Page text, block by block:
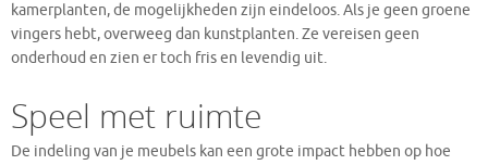
kamerplanten, de mogelijkheden zijn eindeloos. Als je geen groene
vingers hebt, overweeg dan kunstplanten. Ze vereisen geen
onderhoud en zien er toch fris en levendig uit.
Speel met ruimte
De indeling van je meubels kan een grote impact hebben op hoe